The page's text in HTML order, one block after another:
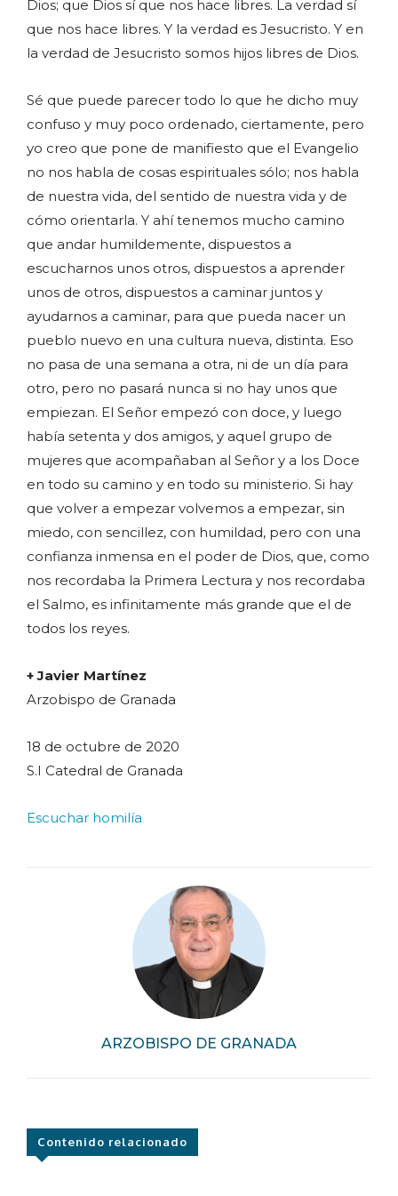
ARZOBISPO DE GRANADA
Dios; que Dios sí que nos hace libres. La verdad sí
que nos hace libres. Y la verdad es Jesucristo. Y en
la verdad de Jesucristo somos hijos libres de Dios.
Sé que puede parecer todo lo que he dicho muy
confuso y muy poco ordenado, ciertamente, pero
yo creo que pone de manifiesto que el Evangelio
no nos habla de cosas espirituales sólo; nos habla
de nuestra vida, del sentido de nuestra vida y de
cómo orientarla. Y ahí tenemos mucho camino
que andar humildemente, dispuestos a
escucharnos unos otros, dispuestos a aprender
unos de otros, dispuestos a caminar juntos y
ayudarnos a caminar, para que pueda nacer un
pueblo nuevo en una cultura nueva, distinta. Eso
no pasa de una semana a otra, ni de un día para
otro, pero no pasará nunca si no hay unos que
empiezan. El Señor empezó con doce, y luego
había setenta y dos amigos, y aquel grupo de
mujeres que acompañaban al Señor y a los Doce
en todo su camino y en todo su ministerio. Si hay
que volver a empezar volvemos a empezar, sin
miedo, con sencillez, con humildad, pero con una
confianza inmensa en el poder de Dios, que, como
nos recordaba la Primera Lectura y nos recordaba
el Salmo, es infinitamente más grande que el de
todos los reyes.
+ Javier Martínez
Arzobispo de Granada
18 de octubre de 2020
S.I Catedral de Granada
Escuchar homilía
Contenido relacionado